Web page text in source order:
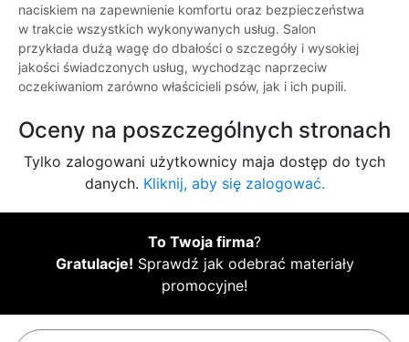
naciskiem na zapewnienie komfortu oraz bezpieczeństwa
w trakcie wszystkich wykonywanych usług. Salon
przykłada dużą wagę do dbałości o szczegóły i wysokiej
jakości świadczonych usług, wychodząc naprzeciw
oczekiwaniom zarówno właścicieli psów, jak i ich pupili.
Oceny na poszczególnych stronach
Tylko zalogowani użytkownicy maja dostęp do tych
danych. Kliknij, aby się zalogować.
To Twoja firma?
Gratulacje! Sprawdź jak odebrać materiały
promocyjne!